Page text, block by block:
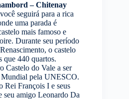
– Chitenay
seguirá para a rica
uma parada é
mais famoso e
Durante seu período
o castelo
que 440 quartos.
Castelo do Vale a ser
pela UNESCO.
Rei François I e seus
seu amigo Leonardo Da